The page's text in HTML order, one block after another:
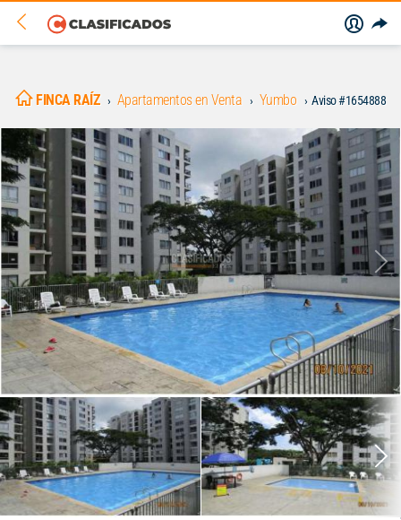
FINCA RAÍZ Apartamentos en Venta Yumbo Aviso #1654888